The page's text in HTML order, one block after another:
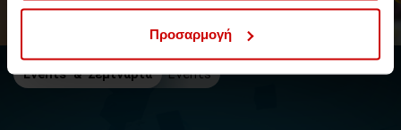
Προσαρμογή
Εργαστήριο Τεχνητής Νοημοσύνης με την iMotions για τη
Events & Σεμινάρια Events